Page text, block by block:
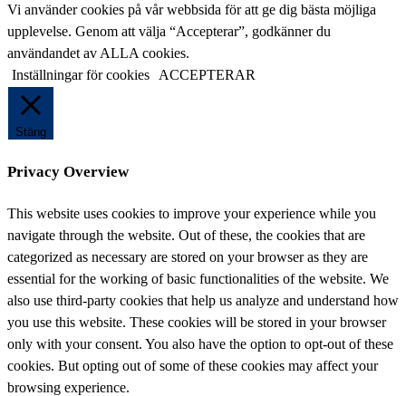
på
denna
webbplats
Vi använder cookies på vår webbsida för att ge dig bästa möjliga
upplevelse. Genom att välja “Accepterar”, godkänner du
användandet av ALLA cookies.
Inställningar för cookies
ACCEPTERAR
Stäng
Privacy Overview
This website uses cookies to improve your experience while you
navigate through the website. Out of these, the cookies that are
categorized as necessary are stored on your browser as they are
essential for the working of basic functionalities of the website. We
also use third-party cookies that help us analyze and understand how
you use this website. These cookies will be stored in your browser
only with your consent. You also have the option to opt-out of these
cookies. But opting out of some of these cookies may affect your
browsing experience.